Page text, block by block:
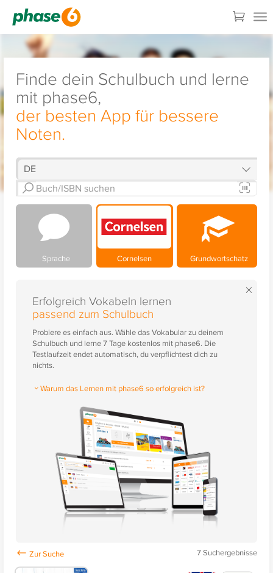
Finde dein Schulbuch und lerne
mit phase6,
der besten App für bessere
Noten.
Sprache Cornelsen Grundwortschatz
×
Erfolgreich Vokabeln lernen
passend zum Schulbuch
Probiere es einfach aus. Wähle das Vokabular zu deinem
Schulbuch und lerne 7 Tage kostenlos mit phase6. Die
Testlaufzeit endet automatisch, du verpflichtest dich zu
nichts.
Warum das Lernen mit phase6 so erfolgreich ist?
7Suchergebnisse